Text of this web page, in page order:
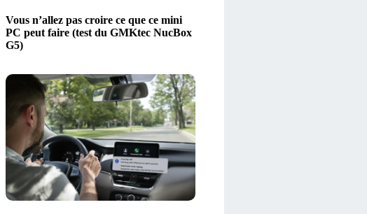
Vous n’allez pas croire ce que ce mini
PC peut faire (test du GMKtec NucBox
G5)